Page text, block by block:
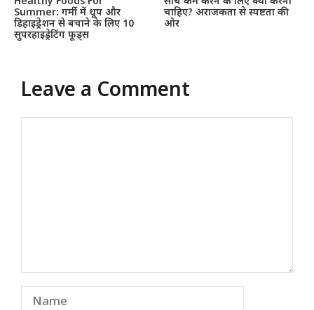
Summer: गर्मी में धूप और
डिहाइड्रेशन से बचाने के लिए 10
सुपरहाइड्रेटिंग फूड्स
चाहिए? अराजकता से स्पष्टता की
ओर
Leave a Comment
Name